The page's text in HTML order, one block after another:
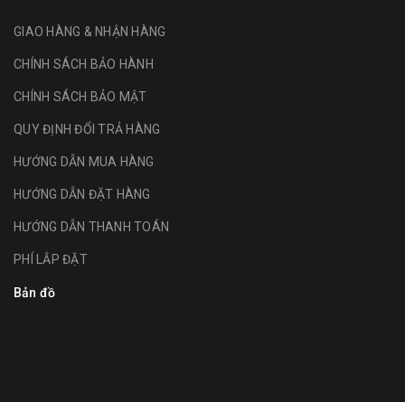
GIAO HÀNG & NHẬN HÀNG
CHÍNH SÁCH BẢO HÀNH
CHÍNH SÁCH BẢO MẬT
QUY ĐỊNH ĐỔI TRẢ HÀNG
HƯỚNG DẪN MUA HÀNG
HƯỚNG DẪN ĐẶT HÀNG
HƯỚNG DẪN THANH TOÁN
PHÍ LẮP ĐẶT
Bản đồ